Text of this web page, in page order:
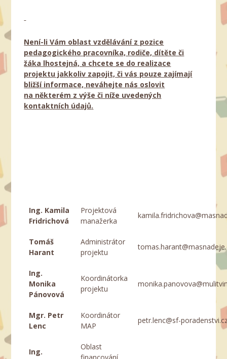
Není-li Vám oblast vzdělávání z pozice
pedagogického pracovníka, rodiče, dítěte či
žáka lhostejná, a chcete se do realizace
projektu jakkoliv zapojit, či vás pouze zajímají
bližší informace, neváhejte nás oslovit
na některém z výše či níže uvedených
kontaktních údajů.
Ing. Kamila
Fridrichová
Projektová
manažerka
Tomáš
Harant
Administrátor
projektu
Ing.
Monika
Pánovová
Koordinátorka
projektu
Mgr. Petr
Lenc
Koordinátor
MAP
petr.lenc@sf-
Ing.
Oblast